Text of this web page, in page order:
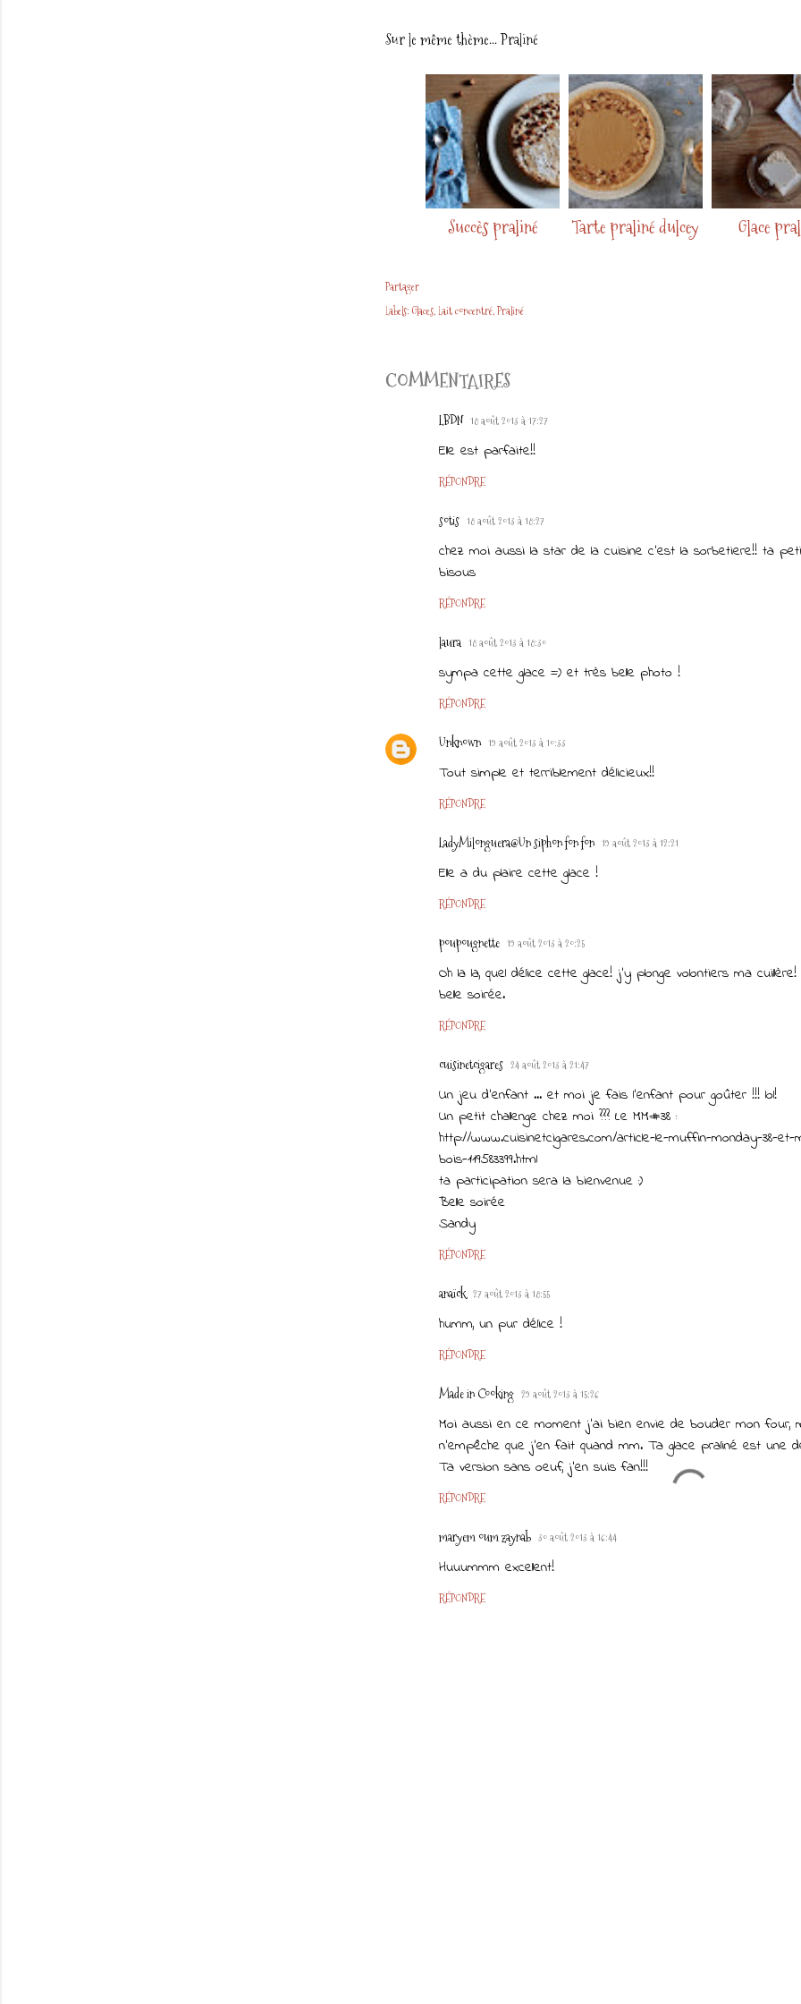
Sur le même thème...Praliné
Succès praliné Tarte praliné dulcey Glace
Partager
Labels: Glaces Lait concentré Praliné
COMMENTAIRES
LBDN 18 août 2013 à 17:27
Elle est parfaite!!
RÉPONDRE
sotis 18 août 2013 à 18:27
chez moi aussi la star de la cuisine c'est la sorbetiere!! ta
bisous
RÉPONDRE
laura 18 août 2013 à 18:30
sympa cette glace =) et très belle photo !
RÉPONDRE
Unknown 19 août 2013 à 10:33
Tout simple et terriblement délicieux!!
RÉPONDRE
LadyMilonguera@Un siphon fon fon 19 août 2013 à 12:21
Elle a du plaire cette glace !
RÉPONDRE
poupougnette 19 août 2013 à 20:25
Oh la la, quel délice cette glace! j'y plonge volontiers ma cuillère!
belle soirée.
RÉPONDRE
cuisinetcigares 24 août 2013 à 21:47
Un jeu d'enfant ... et moi je fais l'enfant pour goûter !!! lol!
Un petit challenge chez moi ??? Le MM#38 :
http://www.cuisinetcigares.com/article-le-muffin-monday-38-
bois-119583399.html
ta participation sera la bienvenue :)
Belle soirée
Sandy
RÉPONDRE
anaïck 27 août 2013 à 18:55
humm, un pur délice !
RÉPONDRE
Made in Cooking 29 août 2013 à 15:26
Moi aussi en ce moment j'ai bien envie de bouder mon
n'empêche que j'en fait quand mm. Ta glace praliné est une
Ta version sans oeuf, j'en suis fan!!!
RÉPONDRE
maryem oum zaynab 30 août 2013 à 16:44
Huuummm excellent!
RÉPONDRE